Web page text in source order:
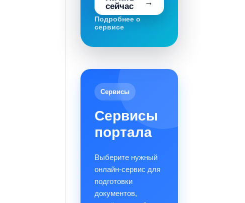
сейчас
Подробнее о
сервисе
Сервисы
Сервисы
портала
Выберите нужный
онлайн-сервис для
подготовки
документов,